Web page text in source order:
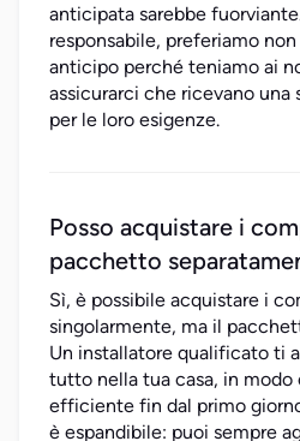
anticipata sarebbe
responsabile, preferiamo
anticipo perché teniamo ai
assicurarci che ricevano una
per le loro esigenze.
Posso acquistare i
pacchetto
Sì, è possibile acquistare i
singolarmente, ma il
Un installatore qualificato ti
tutto nella tua casa, in modo
efficiente fin dal primo
è espandibile: puoi sempre